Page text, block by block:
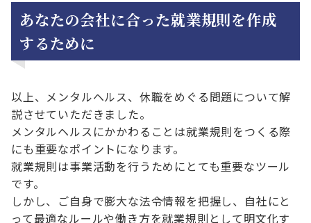
あなたの会社に合った就業規則を作成
するために
以上、メンタルヘルス、休職をめぐる問題について解
説させていただきました。
メンタルヘルスにかかわることは就業規則をつくる際
にも重要なポイントになります。
就業規則は事業活動を行うためにとても重要なツール
です。
しかし、ご自身で膨大な法令情報を把握し、自社にと
って最適なルールや働き方を就業規則として明文化す